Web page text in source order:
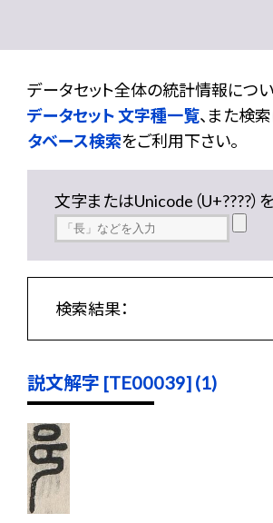
データセット全体の統計情報につい
データセット 文字種一覧、また検
タベース検索をご利用下さい。
文字またはUnicode（U+????）
検索結果：
説文解字 [TE00039] (1)